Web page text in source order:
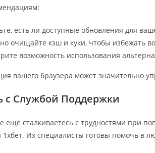
есть ли доступные обновления для
очищайте кэш и куки, чтобы избежать
возможность использования
вашего браузера может значительно
с Службой Поддержки
еще сталкиваетесь с трудностями при
Их специалисты готовы помочь в